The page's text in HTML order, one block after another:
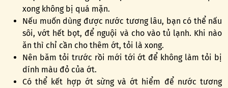
xong không bị quá mặn.
Nếu muốn dùng được nước tương lâu, bạn có thể nấu
sôi, vớt hết bọt, để nguội và cho vào tủ lạnh. Khi nào
ăn thì chỉ cần cho thêm ớt, tỏi là xong.
Nên băm tỏi trước rồi mới tới ớt để không làm tỏi bị
dính màu đỏ của ớt.
Có thể kết hợp ớt sừng và ớt hiểm để nước tương